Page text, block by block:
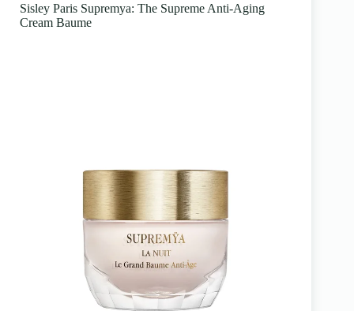
Sisley Paris Supremya: The Supreme Anti-Aging
Cream Baume